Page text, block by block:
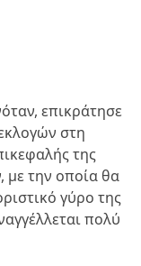
επικράτησε
στη
της
με την οποία θα
γύρο της
πολύ